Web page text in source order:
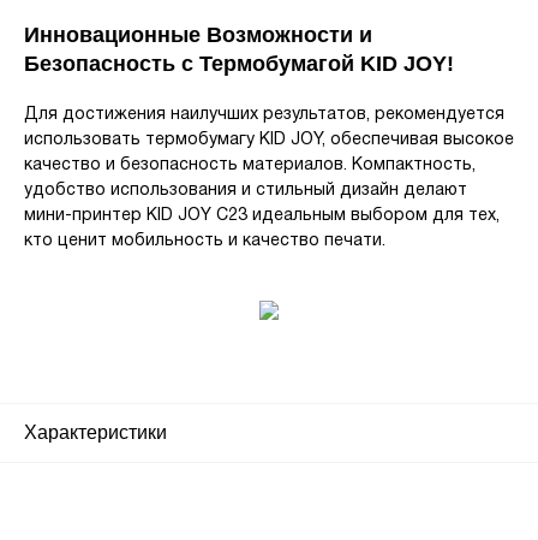
Инновационные Возможности и
Безопасность с Термобумагой KID JOY!
Для достижения наилучших результатов, рекомендуется
использовать термобумагу KID JOY, обеспечивая высокое
качество и безопасность материалов. Компактность,
удобство использования и стильный дизайн делают
мини-принтер KID JOY С23 идеальным выбором для тех,
кто ценит мобильность и качество печати.
Характеристики